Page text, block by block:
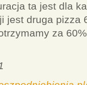
ta jest dla
jest druga pizza
za